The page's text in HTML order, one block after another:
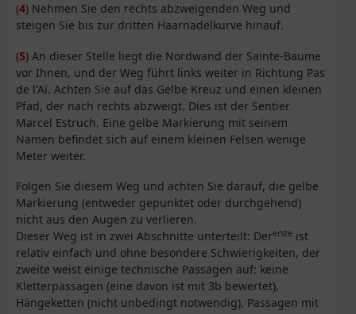
(4) Nehmen Sie den rechts abzweigenden Weg und
steigen Sie bis zur dritten Haarnadelkurve hinauf.
(5) An dieser Stelle liegt die Nordwand der Sainte-Baume
vor Ihnen, und der Weg führt links weiter in Richtung Pas
de l'Aï. Achten Sie auf das Gelbe Kreuz und einen kleinen
Pfad, der nach rechts abzweigt. Dies ist der Sentier
Marcel Estruch. Eine gelbe Markierung mit seinem
Namen befindet sich auf einem kleinen Felsen wenige
Meter weiter.
Folgen Sie diesem Weg und achten Sie darauf, die gelbe
Markierung (entweder gepunktet oder durchgehend)
nicht aus den Augen zu verlieren.
Dieser Weg ist in zwei Abschnitte unterteilt: Dererste ist
relativ einfach und ohne besondere Schwierigkeiten, der
zweite weist einige technische Passagen auf: keine
Kletterpassagen (eine davon ist mit 3b bewertet),
Hängeketten (nicht unbedingt notwendig), Passagen mit